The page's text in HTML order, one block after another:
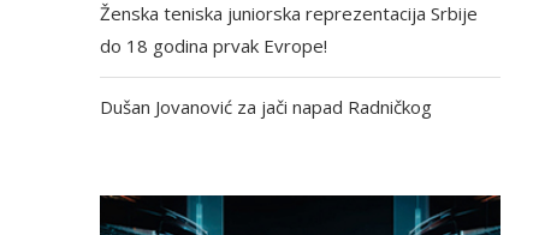
Ženska teniska juniorska reprezentacija Srbije
do 18 godina prvak Evrope!
Dušan Jovanović za jači napad Radničkog